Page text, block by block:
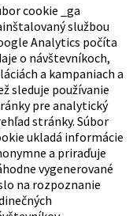
cookie _ga
službou
Analytics počíta
o návštevníkoch,
a kampaniach a
sleduje používanie
pre analytický
stránky. Súbor
ukladá informácie
a priraďuje
vygenerované
na rozpoznanie